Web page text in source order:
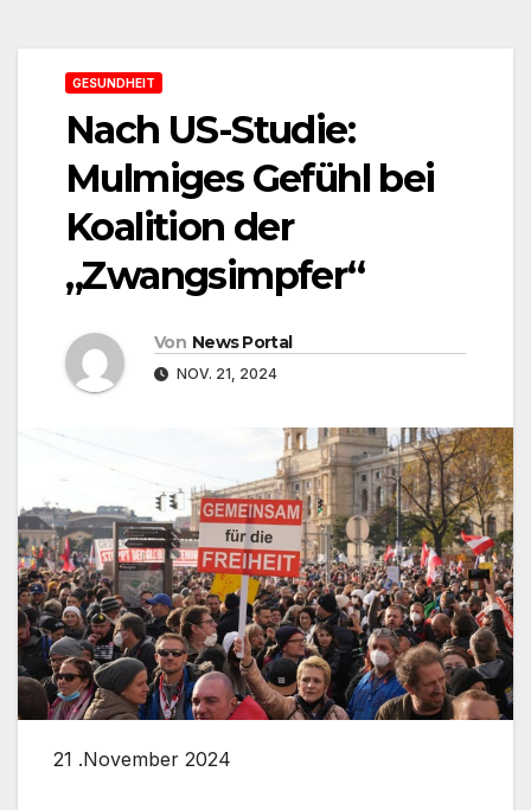
GESUNDHEIT
Nach US-Studie:
Mulmiges Gefühl bei
Koalition der
„Zwangsimpfer“
Von News Portal
NOV. 21, 2024
21 .November 2024